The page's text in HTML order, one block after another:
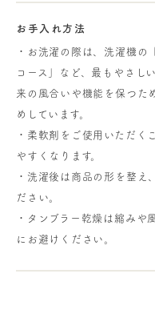
お手入れ方法
・お洗濯の際は、洗濯機の
コース」など、最もやさし
来の風合いや機能を保つた
めしています。
・柔軟剤をご使用いただく
やすくなります。
・洗濯後は商品の形を整え
ださい。
・タンブラー乾燥は縮みや
にお避けください。